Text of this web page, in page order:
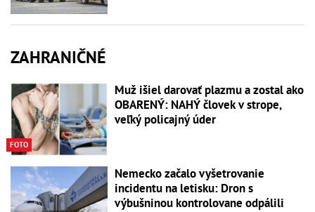
ZAHRANIČNÉ
FOTO
Muž išiel darovať plazmu a zostal ako
OBARENÝ: NAHÝ človek v strope,
veľký policajný úder
Nemecko začalo vyšetrovanie
incidentu na letisku: Dron s
výbušninou kontrolovane odpálili